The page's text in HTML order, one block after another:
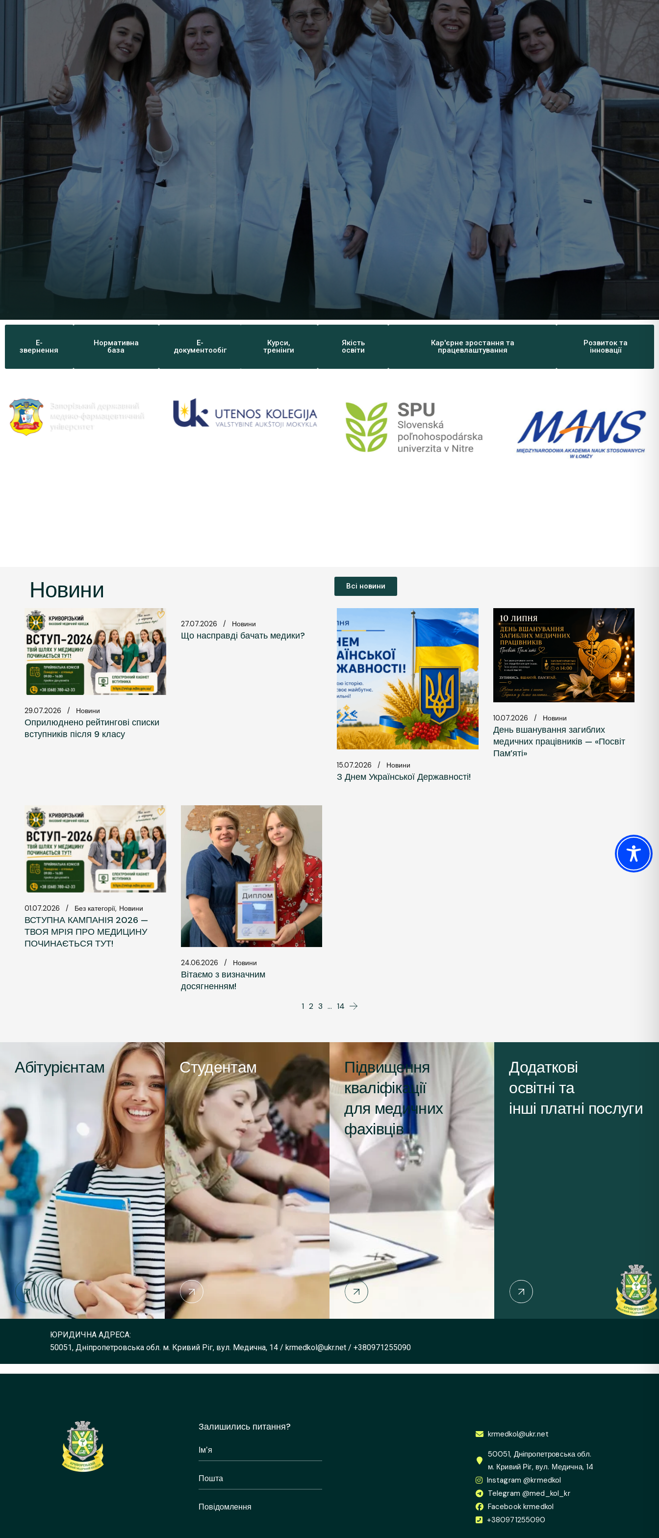
(курси)
Вступ без НМТ
Початок медичного
шляху
Вартість навчання
Про приймальну
комісію
Результати іспитів
Запитай нас – ми
медичних фахівців
Симуляційний центр
Відділ якості освіти
доброчесність
Внутрішня мобільність
для науковців та
викладачів
Вартість навчання
Про приймальну
комісію
Результати іспитів
Зарахування
Запитай нас – ми
Е-
звернення
Нормативна
база
Е-
документообіг
Курси,
тренінги
Якість
освіти
Кар'єрне зростання та
працевлаштування
Розвиток та
інновації
Новини Всі новини
29.07.2026 Новини
Оприлюднено рейтингові списки
вступників після 9 класу
27.07.2026 Новини
Що насправді бачать медики?
15.07.2026 Новини
З Днем Української Державності!
10.07.2026 Новини
День вшанування загиблих
медичних працівників — «Посвіт
Пам’яті»
01.07.2026 Без категорії Новини
ВСТУПНА КАМПАНІЯ 2026 —
ТВОЯ МРІЯ ПРО МЕДИЦИНУ
ПОЧИНАЄТЬСЯ ТУТ!
24.06.2026 Новини
Вітаємо з визначним
досягненням!
1 2 3 … 14
Абітурієнтам Студентам
Підвищення
кваліфікації
для медичних
фахівців
Додаткові
освітні та
інші платні послуги
ЮРИДИЧНА АДРЕСА:
50051, Дніпропетровська обл. м. Кривий Ріг, вул. Медична, 14 / krmedkol@ukr.net / +380971255090
Залишились питання?
krmedkol@ukr.net
50051, Дніпропетровська обл.
м. Кривий Ріг, вул. Медична, 14
Instagram @krmedkol
Telegram @med_kol_kr
Facebook krmedkol
+380971255090